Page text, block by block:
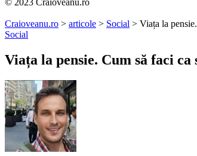
© 2023 Craioveanu.ro
Craioveanu.ro > articole > Social > Viața la
Social
Viața la pensie. Cum să faci